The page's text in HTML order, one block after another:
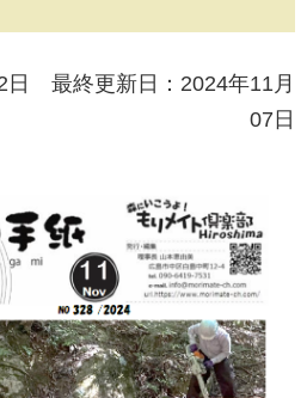
日 最終更新日：2024年11月
07日